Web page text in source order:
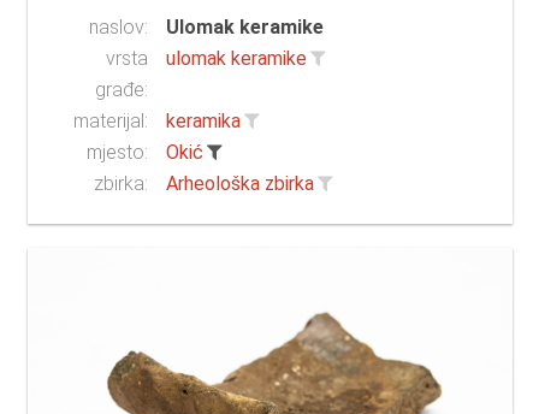
naslov:
Ulomak keramike
vrsta
građe:
ulomak keramike
materijal:
keramika
mjesto:
Okić
zbirka:
Arheološka zbirka